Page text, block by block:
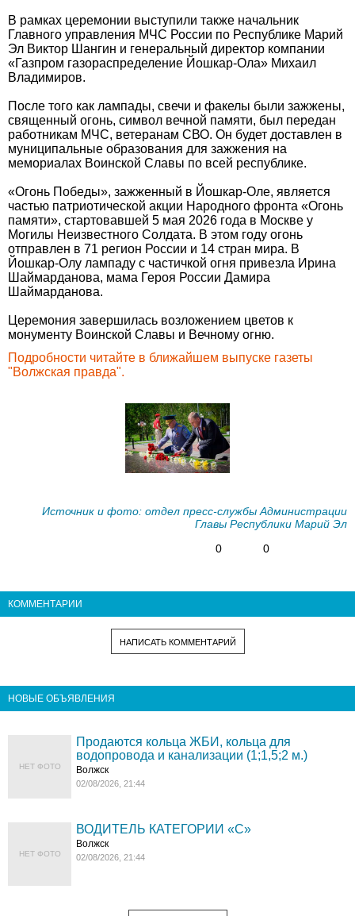
В рамках церемонии выступили также начальник
Главного управления МЧС России по Республике Марий
Эл Виктор Шангин и генеральный директор компании
«Газпром газораспределение Йошкар-Ола» Михаил
Владимиров.
После того как лампады, свечи и факелы были зажжены,
священный огонь, символ вечной памяти, был передан
работникам МЧС, ветеранам СВО. Он будет доставлен в
муниципальные образования для зажжения на
мемориалах Воинской Славы по всей республике.
«Огонь Победы», зажженный в Йошкар-Оле, является
частью патриотической акции Народного фронта «Огонь
памяти», стартовавшей 5 мая 2026 года в Москве у
Могилы Неизвестного Солдата. В этом году огонь
отправлен в 71 регион России и 14 стран мира. В
Йошкар-Олу лампаду с частичкой огня привезла Ирина
Шаймарданова, мама Героя России Дамира
Шаймарданова.
Церемония завершилась возложением цветов к
монументу Воинской Славы и Вечному огню.
Подробности читайте в ближайшем выпуске газеты
"Волжская правда".
Источник и фото: отдел пресс-службы Администрации
Главы Республики Марий Эл
0
0
КОММЕНТАРИИ
НАПИСАТЬ КОММЕНТАРИЙ
НОВЫЕ ОБЪЯВЛЕНИЯ
НЕТ ФОТО
Продаются кольца ЖБИ, кольца для
водопровода и канализации (1;1,5;2 м.)
Волжск
02/08/2026, 21:44
НЕТ ФОТО
ВОДИТЕЛЬ КАТЕГОРИИ «C»
Волжск
02/08/2026, 21:44